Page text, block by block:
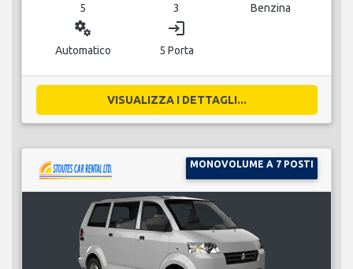
5 3 Benzina
miscellaneous_services
Automatico
login
5 Porta
VISUALIZZA I DETTAGLI...
MONOVOLUME A 7 POSTI